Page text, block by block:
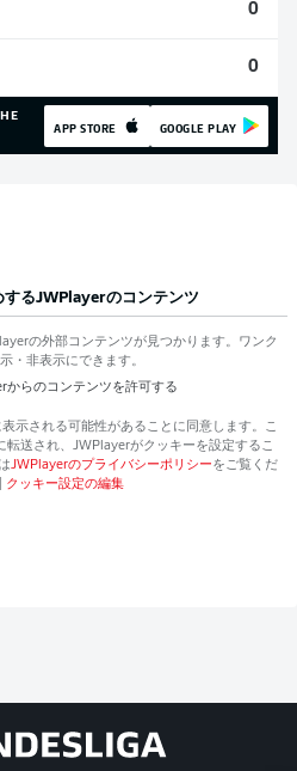
0
0
APP STORE GOOGLE PLAY
するJWPlayerのコンテンツ
の外部コンテンツが見つかります。ワンク
・非表示にできます。
からのコンテンツを許可する
示される可能性があることに同意します。こ
転送され、 JWPlayerがクッキーを設定するこ
JWPlayerのプライバシーポリシーをご覧くだ
クッキー設定の編集